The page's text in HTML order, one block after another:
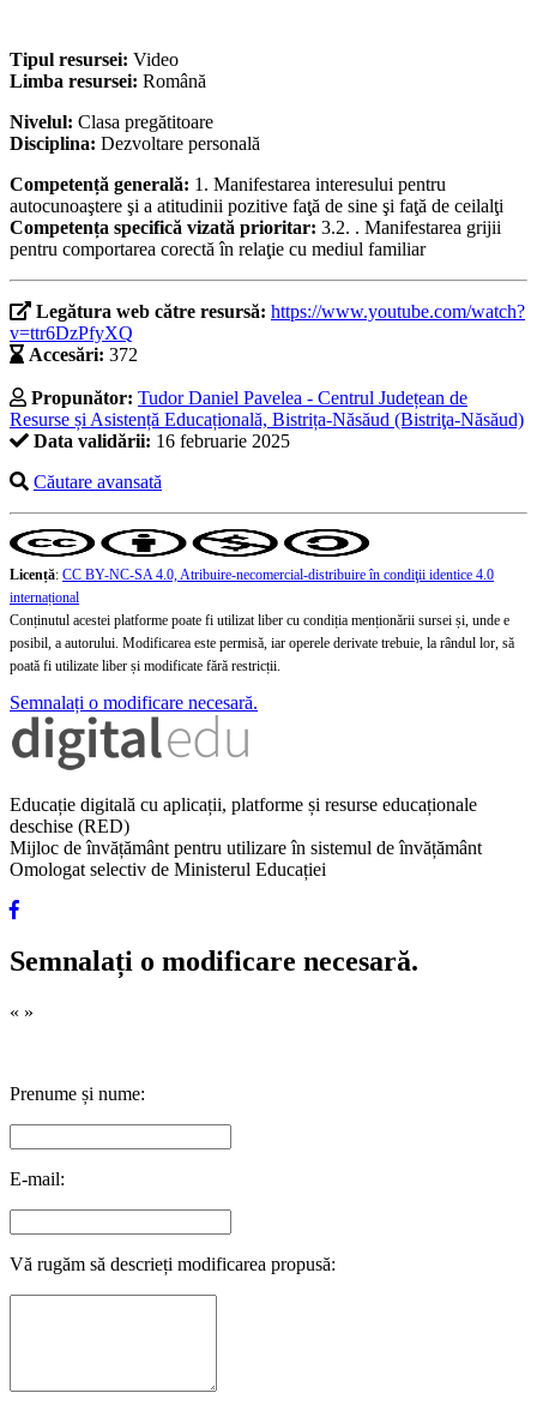
Tipul resursei: Video
Limba resursei: Română
Nivelul: Clasa pregătitoare
Disciplina: Dezvoltare personală
Competență generală: 1. Manifestarea interesului pentru
autocunoaştere şi a atitudinii pozitive faţă de sine şi faţă de ceilalţi
Competența specifică vizată prioritar: 3.2. . Manifestarea grijii
pentru comportarea corectă în relaţie cu mediul familiar
Legătura web către resursă: https://www.youtube.com/watch?
v=ttr6DzPfyXQ
Accesări: 372
Propunător: Tudor Daniel Pavelea - Centrul Județean de
Resurse și Asistență Educațională, Bistrița-Năsăud (Bistriţa-Năsăud)
Data validării: 16 februarie 2025
Căutare avansată
Licență: CC BY-NC-SA 4.0, Atribuire-necomercial-distribuire în condiţii identice 4.0
internațional
Conținutul acestei platforme poate fi utilizat liber cu condiția menționării sursei și, unde e
posibil, a autorului. Modificarea este permisă, iar operele derivate trebuie, la rândul lor, să
poată fi utilizate liber și modificate fără restricții.
Semnalați o modificare necesară.
Educație digitală cu aplicații, platforme și resurse educaționale
deschise (RED)
Mijloc de învățământ pentru utilizare în sistemul de învățământ
Omologat selectiv de Ministerul Educației
Semnalați o modificare necesară.
« »
Prenume și nume:
E-mail:
Vă rugăm să descrieți modificarea propusă: